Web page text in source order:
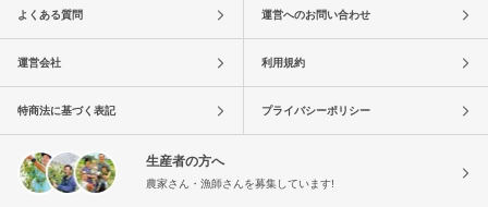
よくある質問 運営へのお問い合わせ
運営会社 利用規約
特商法に基づく表記 プライバシーポリシー
生産者の方へ
農家さん・漁師さんを募集しています!